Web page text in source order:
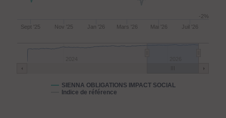
SIENNA OBLIGATIONS IMPACT SOCIAL
Indice de référence
Sept '25 Nov '25 Jan '26 Mars '26 Mai '26 Juil '26
-2%